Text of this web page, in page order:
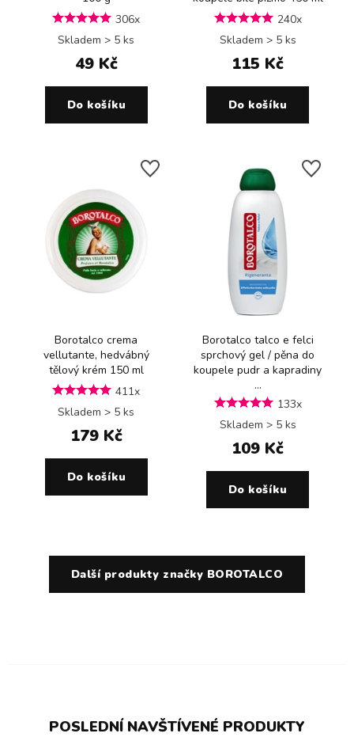
306x
Skladem > 5 ks
49 Kč
Do košíku
240x
Skladem > 5 ks
115 Kč
Do košíku
Borotalco crema
vellutante, hedvábný
tělový krém 150 ml
411x
Skladem > 5 ks
179 Kč
Do košíku
Borotalco talco e felci
sprchový gel / pěna do
koupele pudr a kapradiny
...
133x
Skladem > 5 ks
109 Kč
Do košíku
Další produkty značky BOROTALCO
POSLEDNÍ NAVŠTÍVENÉ PRODUKTY